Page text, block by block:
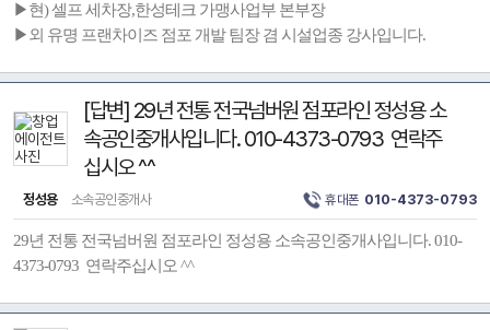
▶현) 셀프 세차장,한성테크 가맹사업부 본부장
▶외 유명 프랜차이즈 점포 개발 팀장 겸 시설업종 강사입니다.
[답변] 29년 전통 전국넘버원 점포라인 정성용 소
속공인중개사입니다. 010-4373-0793 연락주
십시오 ^^
정성용 소속공인중개사 휴대폰 010-4373-0793
29년 전통 전국넘버원 점포라인 정성용 소속공인중개사입니다. 010-
4373-0793 연락주십시오 ^^